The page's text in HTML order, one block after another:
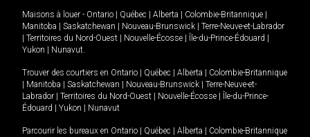
Maisons à louer - Ontario Québec Alberta Colombie-Britannique
Manitoba
Saskatchewan Nouveau-Brunswick
Terre-Neuve-et-Labrador
Territoires du Nord-Ouest Nouvelle-Écosse Île-du-Prince-Édouard
Yukon
Nunavut.
Trouver des courtiers en Ontario Québec Alberta
Colombie-Britannique
Manitoba Saskatchewan Nouveau-Brunswick
Terre-Neuve-et-
Labrador
Territoires du Nord-Ouest Nouvelle-Écosse
Île-du-Prince-
Édouard
Yukon Nunavut
Parcourir les bureaux en Ontario Québec Alberta
Colombie-Britannique